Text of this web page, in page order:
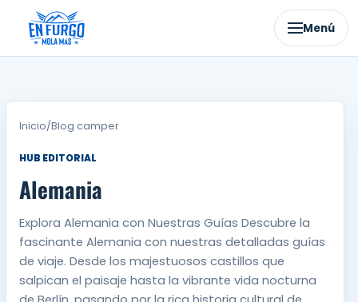
contenido
Menú
Inicio/Blog camper
HUB EDITORIAL
Alemania
Explora Alemania con Nuestras Guías Descubre la
fascinante Alemania con nuestras detalladas guías
de viaje. Desde los majestuosos castillos que
salpican el paisaje hasta la vibrante vida nocturna